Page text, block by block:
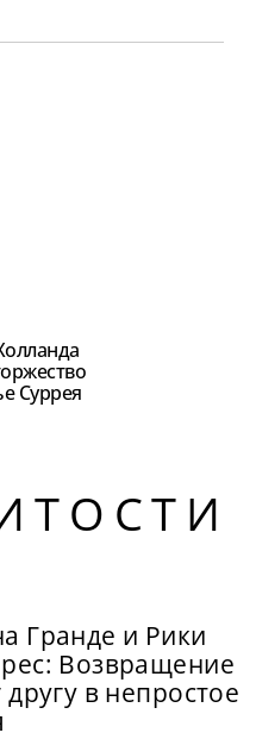
Суррея
Гранде и Рики
Возвращение
другу в непростое